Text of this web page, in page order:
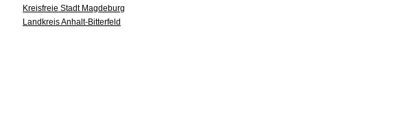
Kreisfreie Stadt Magdeburg
Landkreis Anhalt-Bitterfeld